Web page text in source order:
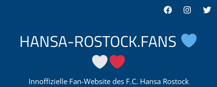
springen
Facebook
HANSA-ROSTOCK.FANS
Innoffizielle Fan-Website des F.C. Hansa Rostock